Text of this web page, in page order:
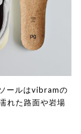
ールはvibramの
れた路面や岩場